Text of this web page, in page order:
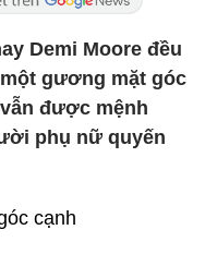
Demi Moore đều
gương mặt góc
được mệnh
phụ nữ quyến
cạnh